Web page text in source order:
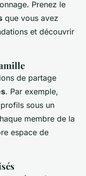
Prenez le
que vous avez
et découvrir
de partage
. Par exemple,
sous un
membre de la
espace de